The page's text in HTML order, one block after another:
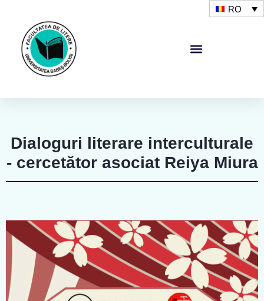
RO
Dialoguri literare interculturale
- cercetător asociat Reiya Miura